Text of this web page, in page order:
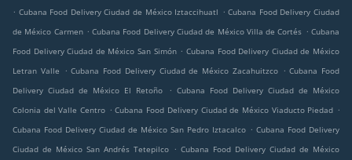
. Cubana Food Delivery Ciudad de México Iztaccihuatl . Cubana Food Delivery Ciudad
de México Carmen . Cubana Food Delivery Ciudad de México Villa de Cortés . Cubana
Food Delivery Ciudad de México San Simón . Cubana Food Delivery Ciudad de México
Letran Valle
. Cubana Food Delivery Ciudad de México Zacahuitzco . Cubana Food
Delivery Ciudad de México El Retoño
. Cubana Food Delivery Ciudad de México
Colonia del Valle Centro . Cubana Food Delivery Ciudad de México Viaducto Piedad .
Cubana Food Delivery Ciudad de México San Pedro Iztacalco . Cubana Food Delivery
Ciudad de México San Andrés Tetepilco . Cubana Food Delivery Ciudad de México